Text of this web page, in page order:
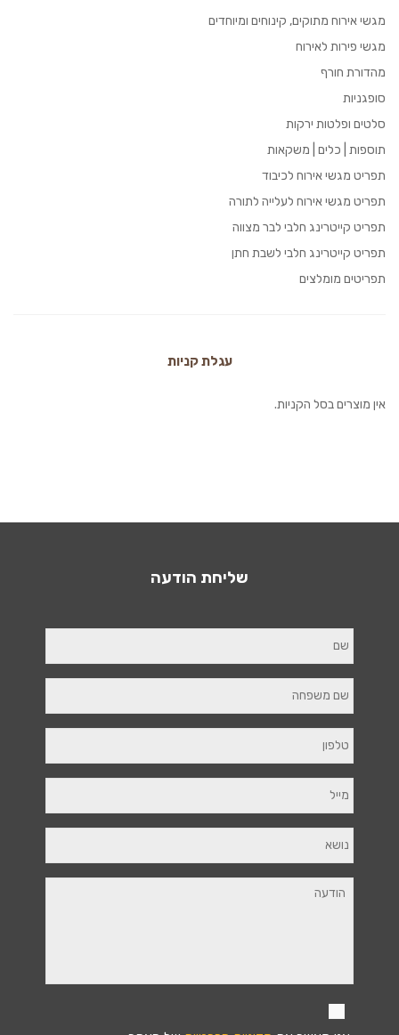
מגשי אירוח מתוקים, קינוחים ומיוחדים
מגשי פירות לאירוח
מהדורת חורף
סופגניות
סלטים ופלטות ירקות
תוספות | כלים | משקאות
תפריט מגשי אירוח לכיבוד
תפריט מגשי אירוח לעלייה לתורה
תפריט קייטרינג חלבי לבר מצווה
תפריט קייטרינג חלבי לשבת חתן
תפריטים מומלצים
עגלת קניות
אין מוצרים בסל הקניות.
שליחת הודעה